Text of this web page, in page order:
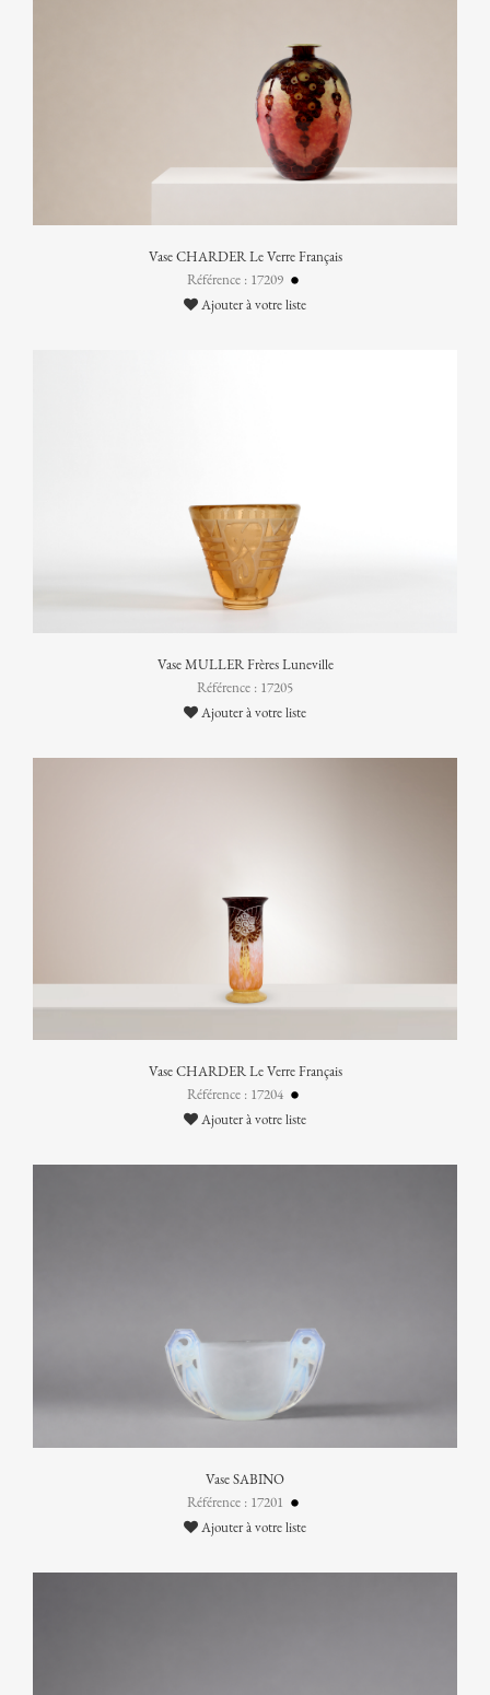
Vase CHARDER Le Verre Français
Référence : 17209
Ajouter à votre liste
Vase MULLER Frères Luneville
Référence : 17205
Ajouter à votre liste
Vase CHARDER Le Verre Français
Référence : 17204
Ajouter à votre liste
Vase SABINO
Référence : 17201
Ajouter à votre liste